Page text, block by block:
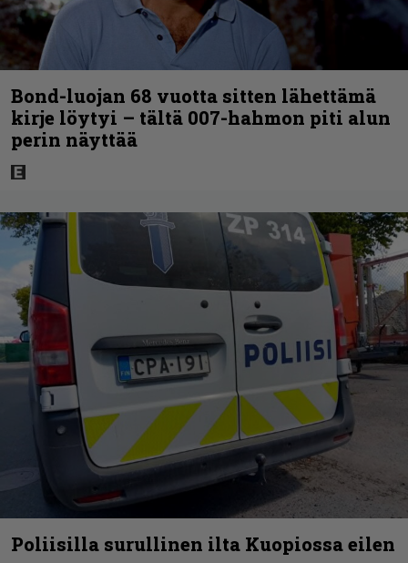
Bond-luojan 68 vuotta sitten lähettämä
kirje löytyi – tältä 007-hahmon piti alun
perin näyttää
Poliisilla surullinen ilta Kuopiossa eilen